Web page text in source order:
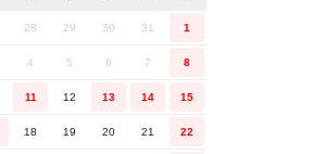
28 29 30 31 1
4 5 6 7 8
11 12 13 14 15
18 19 20 21 22